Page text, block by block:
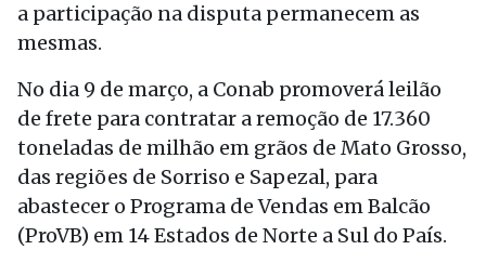
a participação na disputa permanecem as
mesmas.
No dia 9 de março, a Conab promoverá leilão
de frete para contratar a remoção de 17.360
toneladas de milhão em grãos de Mato Grosso,
das regiões de Sorriso e Sapezal, para
abastecer o Programa de Vendas em Balcão
(ProVB) em 14 Estados de Norte a Sul do País.